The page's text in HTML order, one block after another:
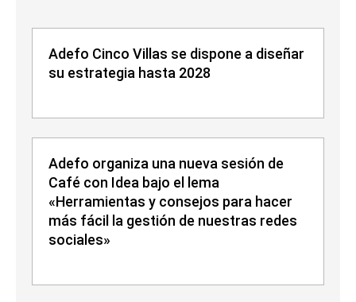
Adefo Cinco Villas se dispone a diseñar
su estrategia hasta 2028
Adefo organiza una nueva sesión de
Café con Idea bajo el lema
«Herramientas y consejos para hacer
más fácil la gestión de nuestras redes
sociales»